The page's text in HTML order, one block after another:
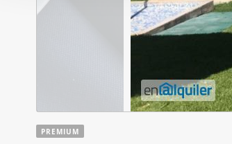
Las
de redes
sitio
que haya
i
ó
c
o
PREMIUM